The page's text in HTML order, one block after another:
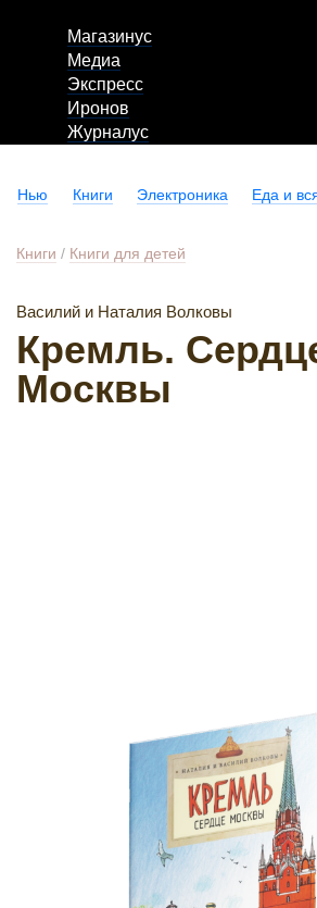
Магазинус
Медиа
Экспресс
Иронов
Журналус
Нью Книги Электроника Еда и
Книги / Книги для детей
Василий и Наталия Волковы
Кремль.
Москвы